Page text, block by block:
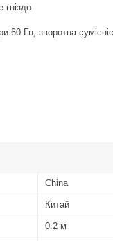
60 Гц, зворотна
China
Китай
0.2 м